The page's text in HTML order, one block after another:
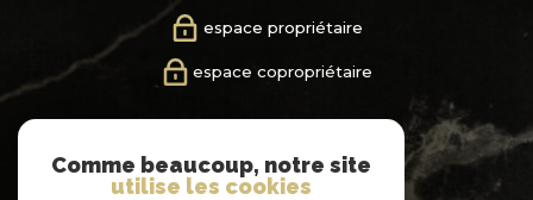
espace propriétaire
espace copropriétaire
suivre
Comme beaucoup, notre site
utilise les cookies